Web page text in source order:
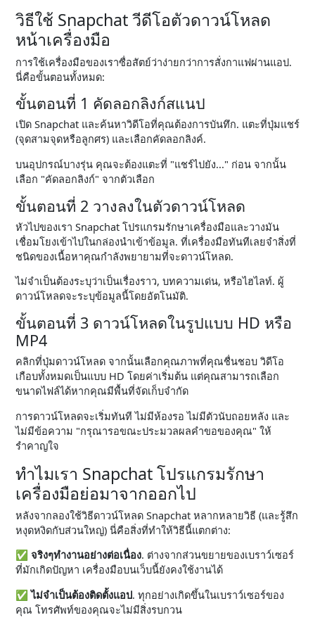
วิธีใช้ Snapchat วีดีโอตัวดาวน์โหลด
หน้าเครื่องมือ
การใช้เครื่องมือของเราซื่อสัตย์ว่าง่ายกว่าการสั่งกาแฟผ่านแอป.
นี่คือขั้นตอนทั้งหมด:
ขั้นตอนที่ 1 คัดลอกลิงก์สแนป
เปิด Snapchat และค้นหาวิดีโอที่คุณต้องการบันทึก. แตะที่ปุ่มแชร์
(จุดสามจุดหรือลูกศร) และเลือกคัดลอกลิงค์.
บนอุปกรณ์บางรุ่น คุณจะต้องแตะที่ "แชร์ไปยัง..." ก่อน จากนั้น
เลือก "คัดลอกลิงก์" จากตัวเลือก
ขั้นตอนที่ 2 วางลงในตัวดาวน์โหลด
หัวไปของเรา Snapchat โปรแกรมรักษาเครื่องมือและวางมัน
เชื่อมโยงเข้าไปในกล่องนำเข้าข้อมูล. ที่เครื่องมือทันทีเลยจำสิ่งที่
ชนิดของเนื้อหาคุณกำลังพยายามที่จะดาวน์โหลด.
ไม่จำเป็นต้องระบุว่าเป็นเรื่องราว, บทความเด่น, หรือไฮไลท์. ผู้
ดาวน์โหลดจะระบุข้อมูลนี้โดยอัตโนมัติ.
ขั้นตอนที่ 3 ดาวน์โหลดในรูปแบบ HD หรือ
MP4
คลิกที่ปุ่มดาวน์โหลด จากนั้นเลือกคุณภาพที่คุณชื่นชอบ วิดีโอ
เกือบทั้งหมดเป็นแบบ HD โดยค่าเริ่มต้น แต่คุณสามารถเลือก
ขนาดไฟล์ได้หากคุณมีพื้นที่จัดเก็บจำกัด
การดาวน์โหลดจะเริ่มทันที ไม่มีห้องรอ ไม่มีตัวนับถอยหลัง และ
ไม่มีข้อความ "กรุณารอขณะประมวลผลคำขอของคุณ" ให้
รำคาญใจ
ทำไมเรา Snapchat โปรแกรมรักษา
เครื่องมือย่อมาจากออกไป
หลังจากลองใช้วิธีดาวน์โหลด Snapchat หลากหลายวิธี (และรู้สึก
หงุดหงิดกับส่วนใหญ่) นี่คือสิ่งที่ทำให้วิธีนี้แตกต่าง:
✅ จริงๆทำงานอย่างต่อเนื่อง. ต่างจากส่วนขยายของเบราว์เซอร์
ที่มักเกิดปัญหา เครื่องมือบนเว็บนี้ยังคงใช้งานได้
✅ไม่จำเป็นต้องติดตั้งแอป. ทุกอย่างเกิดขึ้นในเบราว์เซอร์ของ
คุณ โทรศัพท์ของคุณจะไม่มีสิ่งรบกวน